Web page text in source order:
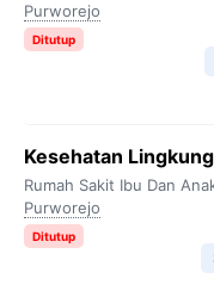
Purworejo
Ditutup
Kesehatan
Rumah Sakit Ibu Dan
Purworejo
Ditutup